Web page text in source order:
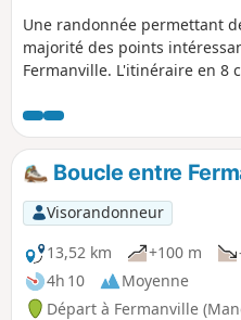
Une randonnée permettant
majorité des points
Fermanville. L'itinéraire en 8
Boucle entre
Visorandonneur
13,52 km
+100 m
4h 10
Moyenne
Départ à Fermanville